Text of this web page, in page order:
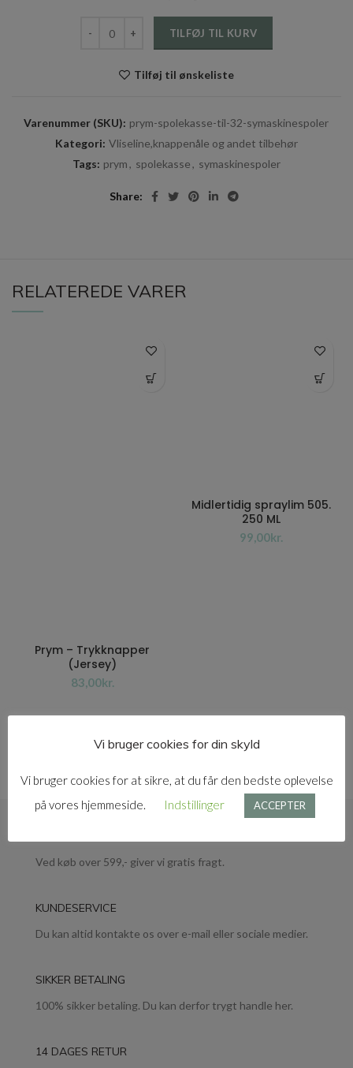
TILFØJ TIL KURV
Tilføj til ønskeliste
Varenummer (SKU): prym-spolekasse-til-32-symaskinespoler
Kategori: Vliseline,knappenåle og andet tilbehør
Tags: prym, spolekasse, symaskinespoler
Share
RELATEREDE VARER
Prym – Trykknapper
(Jersey)
kr.
Midlertidig spraylim 505.
250 ML
kr.
Ved køb over 599,- giver vi gratis fragt.
KUNDESERVICE
Du kan altid kontakte os over e-mail eller sociale medier.
SIKKER BETALING
100% sikker betaling. Du kan derfor trygt handle her.
14 DAGES RETUR
Vi bruger cookies for din skyld
Vi bruger cookies for at sikre, at du får den bedste oplevelse
på vores hjemmeside.
Indstillinger ACCEPTER